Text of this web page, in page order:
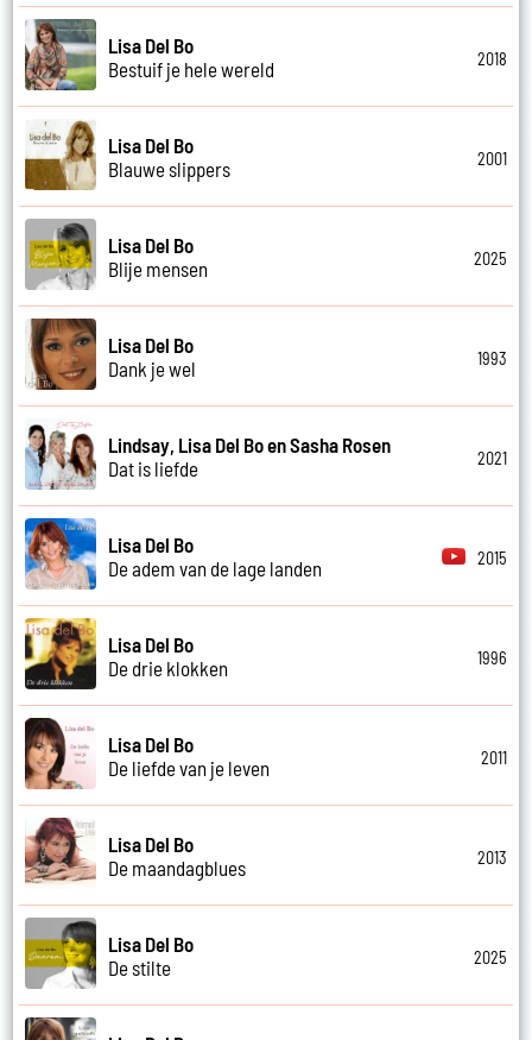
Lisa Del Bo
Bestuif je hele wereld
2018
Lisa Del Bo
Blauwe slippers
2001
Lisa Del Bo
Blije mensen
2025
Lisa Del Bo
Dank je wel
1993
Lindsay, Lisa Del Bo en Sasha Rosen
Dat is liefde
2021
Lisa Del Bo
De adem van de lage landen
2015
Lisa Del Bo
De drie klokken
1996
Lisa Del Bo
De liefde van je leven
2011
Lisa Del Bo
De maandagblues
2013
Lisa Del Bo
De stilte
2025